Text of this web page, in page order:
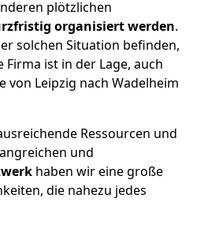
plötzlichen
organisiert werden.
solchen Situation befinden,
Firma ist in der Lage, auch
von Leipzig nach Wadelheim
Ressourcen und
und
haben wir eine große
die nahezu jedes